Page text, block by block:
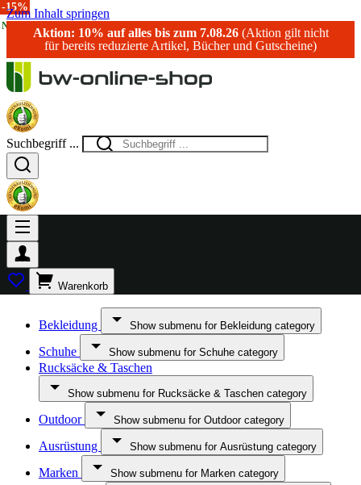
Zum Inhalt springen
Aktion: 10% auf alles bis zum 7.08.26(Aktion gilt nicht
für bereits reduzierte Artikel, Bücher und Gutscheine)
Suchbegriff ...
Warenkorb
Bekleidung Show submenu for Bekleidung category
Schuhe Show submenu for Schuhe category
Rucksäcke & Taschen
Show submenu for Rucksäcke & Taschen category
Outdoor Show submenu for Outdoor category
Ausrüstung Show submenu for Ausrüstung category
Marken Show submenu for Marken category
-20%
-15%
-10%
NEU!
-15%